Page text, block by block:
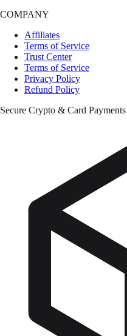
COMPANY
Affiliates
Terms of Service
Trust Center
Terms of Service
Privacy Policy
Refund Policy
Secure Crypto & Card Payments